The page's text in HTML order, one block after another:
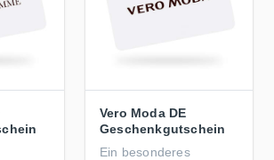
Vero Moda DE
Geschenkgutschein
Ein besonderes